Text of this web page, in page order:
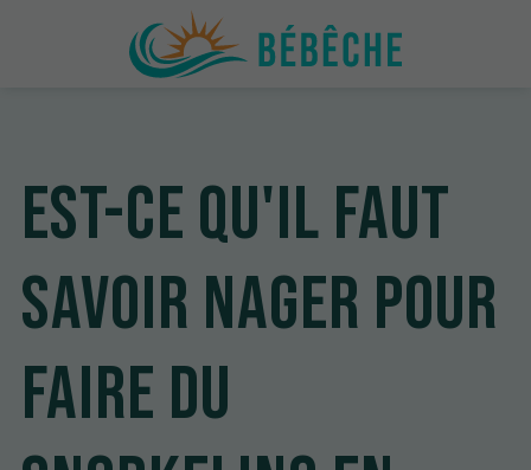
Est-ce qu'il faut
savoir nager pour
faire du